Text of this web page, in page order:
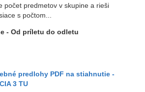
počet predmetov v skupine a rieši
s počtom...
- Od príletu do odletu
predlohy PDF na stiahnutie -
3 TU